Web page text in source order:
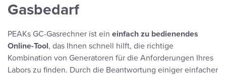
Gasbedarf
PEAKs GC-Gasrechner ist ein einfach zu bedienendes
Online-Tool, das Ihnen schnell hilft, die richtige
Kombination von Generatoren für die Anforderungen Ihres
Labors zu finden. Durch die Beantwortung einiger einfacher